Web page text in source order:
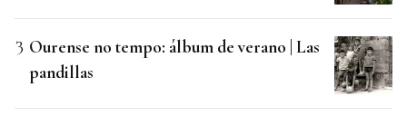
Ourense no tempo: álbum de verano | Las
pandillas